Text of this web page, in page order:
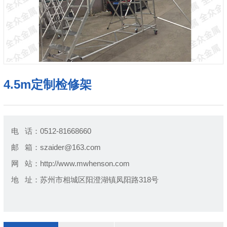
4.5m定制检修架
电 话：0512-81668660
邮 箱：szaider@163.com
网 站：http://www.mwhenson.com
地 址：苏州市相城区阳澄湖镇凤阳路318号